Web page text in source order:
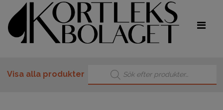
Visa alla produkter
Produktsökning